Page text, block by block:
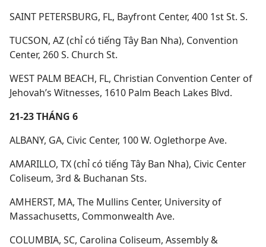
SAINT PETERSBURG, FL, Bayfront Center, 400 1st St. S.
TUCSON, AZ (chỉ có tiếng Tây Ban Nha), Convention
Center, 260 S. Church St.
WEST PALM BEACH, FL, Christian Convention Center of
Jehovah’s Witnesses, 1610 Palm Beach Lakes Blvd.
21-23 THÁNG 6
ALBANY, GA, Civic Center, 100 W. Oglethorpe Ave.
AMARILLO, TX (chỉ có tiếng Tây Ban Nha), Civic Center
Coliseum, 3rd & Buchanan Sts.
AMHERST, MA, The Mullins Center, University of
Massachusetts, Commonwealth Ave.
COLUMBIA, SC, Carolina Coliseum, Assembly &